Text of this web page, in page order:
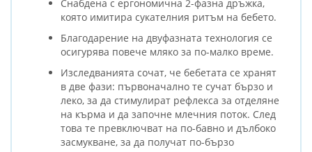
Снабдена с ергономична 2-фазна дръжка,
която имитира сукателния ритъм на бебето.
Благодарение на двуфазната технология се
осигурява повече мляко за по-малко време.
Изследванията сочат, че бебетата се хранят
в две фази: първоначално те сучат бързо и
леко, за да стимулират рефлекса за отделяне
на кърма и да започне млечния поток. След
това те превключват на по-бавно и дълбоко
засмукване, за да получат по-бързо